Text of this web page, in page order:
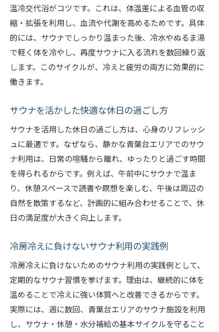
温冷交代浴がコツです。これは、体温差による血管の収
縮・拡張を利用し、血流や代謝を高めるためです。具体
的には、サウナでしっかり温まった後、冷水やぬるま湯
で軽く体を冷やし、再度サウナに入る流れを数回繰り返
します。このサイクルが、冷えと疲労の両方に効果的に
働きます。
サウナを活かした快適な休日の過ごし方
サウナを活用した休日の過ごし方は、心身のリフレッシ
ュに最適です。なぜなら、静かな青葉台エリアでのサウ
ナ利用は、日常の喧騒から離れ、ゆったりと過ごす時間
を得られるからです。例えば、午前中にサウナで温ま
り、休憩スペースで読書や瞑想を楽しむ、午後は周辺の
自然を散策するなど、計画的に組み合わせることで、休
日の満足度が大きく向上します。
冷房冷えに負けないサウナ利用の実践例
冷房冷えに負けないためのサウナ利用の実践例として、
定期的なサウナ習慣を挙げます。理由は、継続的に体を
温めることで冷えに強い体質へと改善できるからです。
実際には、週に数回、青葉台エリアのサウナ施設を利用
し、サウナ・休憩・水分補給の基本サイクルを守ること